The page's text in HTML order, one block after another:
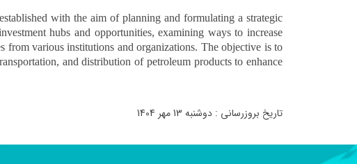
with the aim of planning and formulating a strategic
hubs and opportunities, examining ways to increase
from various institutions and organizations. The objective is to
and distribution of petroleum products to enhance
تاریخ بروزرسانی : دوشنبه 13 مهر 1404